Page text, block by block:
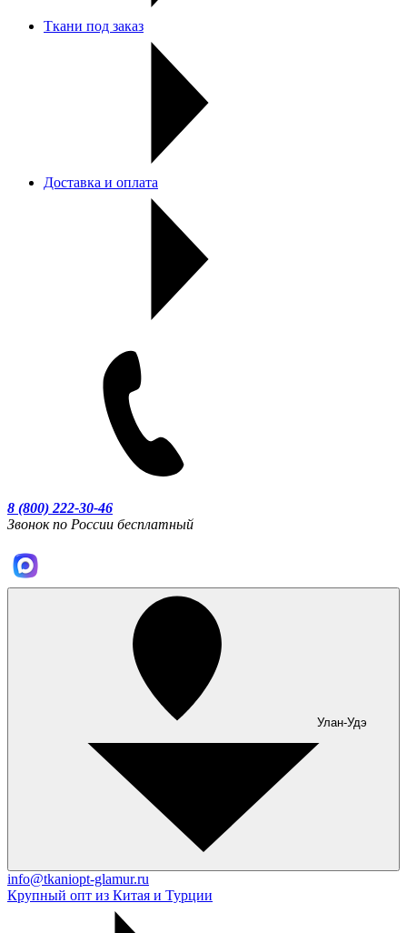
Ткани под заказ
Доставка и оплата
8 (800) 222-30-46
Звонок по России бесплатный
Улан-Удэ
info@tkaniopt-glamur.ru
Крупный опт из Китая и Турции